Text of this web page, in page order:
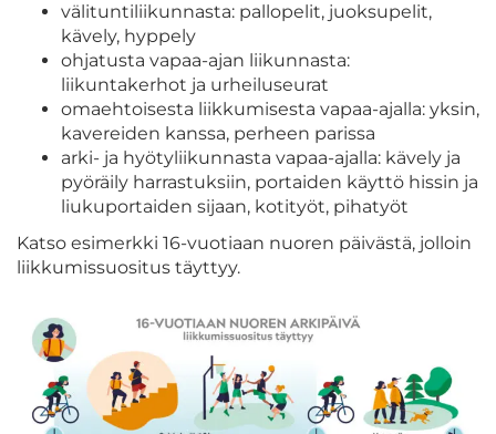
välituntiliikunnasta: pallopelit, juoksupelit,
kävely, hyppely
ohjatusta vapaa-ajan liikunnasta:
liikuntakerhot ja urheiluseurat
omaehtoisesta liikkumisesta vapaa-ajalla: yksin,
kavereiden kanssa, perheen parissa
arki- ja hyötyliikunnasta vapaa-ajalla: kävely ja
pyöräily harrastuksiin, portaiden käyttö hissin ja
liukuportaiden sijaan, kotityöt, pihatyöt
Katso esimerkki 16-vuotiaan nuoren päivästä, jolloin
liikkumissuositus täyttyy.